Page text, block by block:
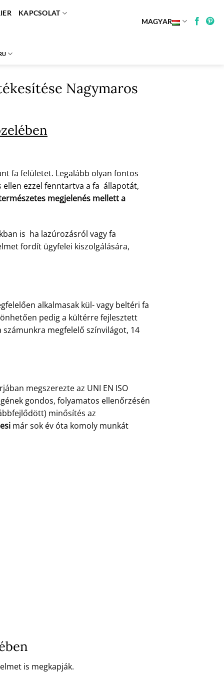
KAPCSOLAT
MAGYAR
Nagymaros
fa felületet. Legalább olyan fontos
ezzel fenntartva a fa állapotát,
megjelenés mellett a
is ha lazúrozásról vagy fa
fordít ügyfelei kiszolgálására,
alkalmasak kül- vagy beltéri fa
pedig a kültérre fejlesztett
megfelelő színvilágot, 14
megszerezte az UNI EN ISO
gondos, folyamatos ellenőrzésén
minősítés az
már sok év óta komoly munkát
is megkapják.